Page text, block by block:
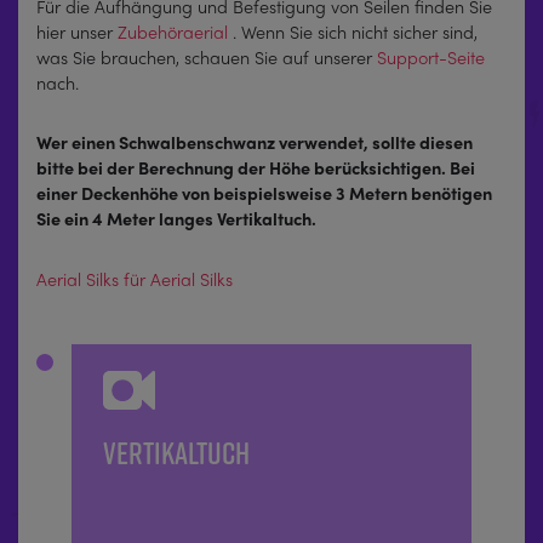
Für die Aufhängung und Befestigung von Seilen finden Sie
hier unser Zubehöraerial . Wenn Sie sich nicht sicher sind,
was Sie brauchen, schauen Sie auf unserer Support-Seite
nach.
Wer einen Schwalbenschwanz verwendet, sollte diesen
bitte bei der Berechnung der Höhe berücksichtigen. Bei
einer Deckenhöhe von beispielsweise 3 Metern benötigen
Sie ein 4 Meter langes Vertikaltuch.
Aerial Silks für Aerial Silks
VERTIKALTUCH